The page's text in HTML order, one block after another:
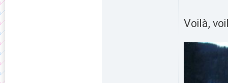
Voilà,